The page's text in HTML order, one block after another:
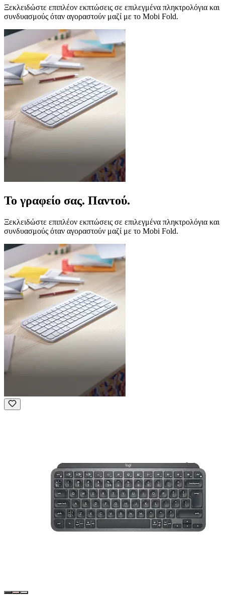
Ξεκλειδώστε επιπλέον εκπτώσεις σε επιλεγμένα πληκτρολόγια και
συνδυασμούς όταν αγοραστούν μαζί με το Mobi Fold.
Το γραφείο σας. Παντού.
Ξεκλειδώστε επιπλέον εκπτώσεις σε επιλεγμένα πληκτρολόγια και
συνδυασμούς όταν αγοραστούν μαζί με το Mobi Fold.